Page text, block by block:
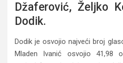
Džaferović, Željko
Dodik.
Dodik je osvojio najveći broj
Mladen Ivanić osvojio 41,98